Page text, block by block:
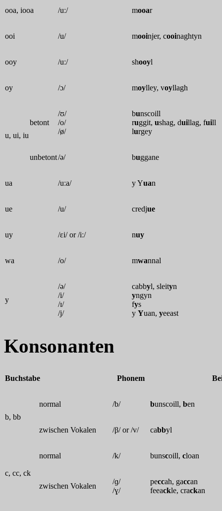
ooa, iooa /uː/ mooar
ooi /u/ mooinjer, cooinaghtyn
ooy /uː/ shooyl
oy /ɔ/ moylley, voyllagh
u, ui, iu
betont
/ʊ/
/o/
/ø/
bunscoill
ruggit, ushag, duillag, fuill
lurgey
unbetont/ə/ buggane
ua /uːa/ y Yuan
ue /u/ credjue
uy /ɛi/ or /iː/ nuy
wa /o/ mwannal
y
/ə/
/i/
/ɪ/
/j/
cabbyl, sleityn
yngyn
fys
y Yuan, yeeast
Konsonanten
Buchstabe Phonem
b, bb
normal /b/ bunscoill, ben
zwischen Vokalen /β/ or /v/ cabbyl
c, cc, ck
normal /k/ bunscoill, cloan
zwischen Vokalen
/ɡ/
/ɣ/
peccah, gaccan
feeackle, crackan